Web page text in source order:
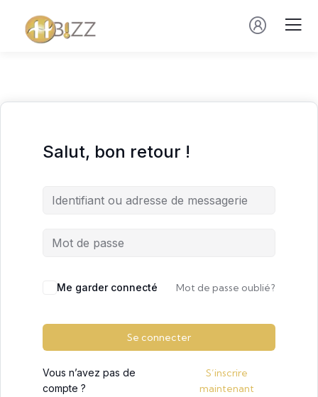
Salut, bon retour !
Me garder connecté Mot de passe oublié?
Se connecter
Vous n’avez pas de
compte ?
S’inscrire
maintenant